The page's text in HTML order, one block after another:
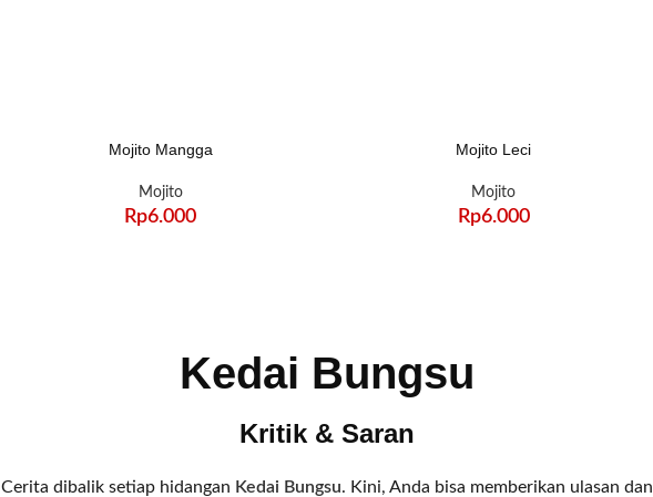
Mojito Mangga
Mojito
Rp6.000
Mojito Leci
Mojito
Rp6.000
Kedai Bungsu
Kritik & Saran
Cerita dibalik setiap hidangan Kedai Bungsu. Kini, Anda bisa memberikan ulasan dan